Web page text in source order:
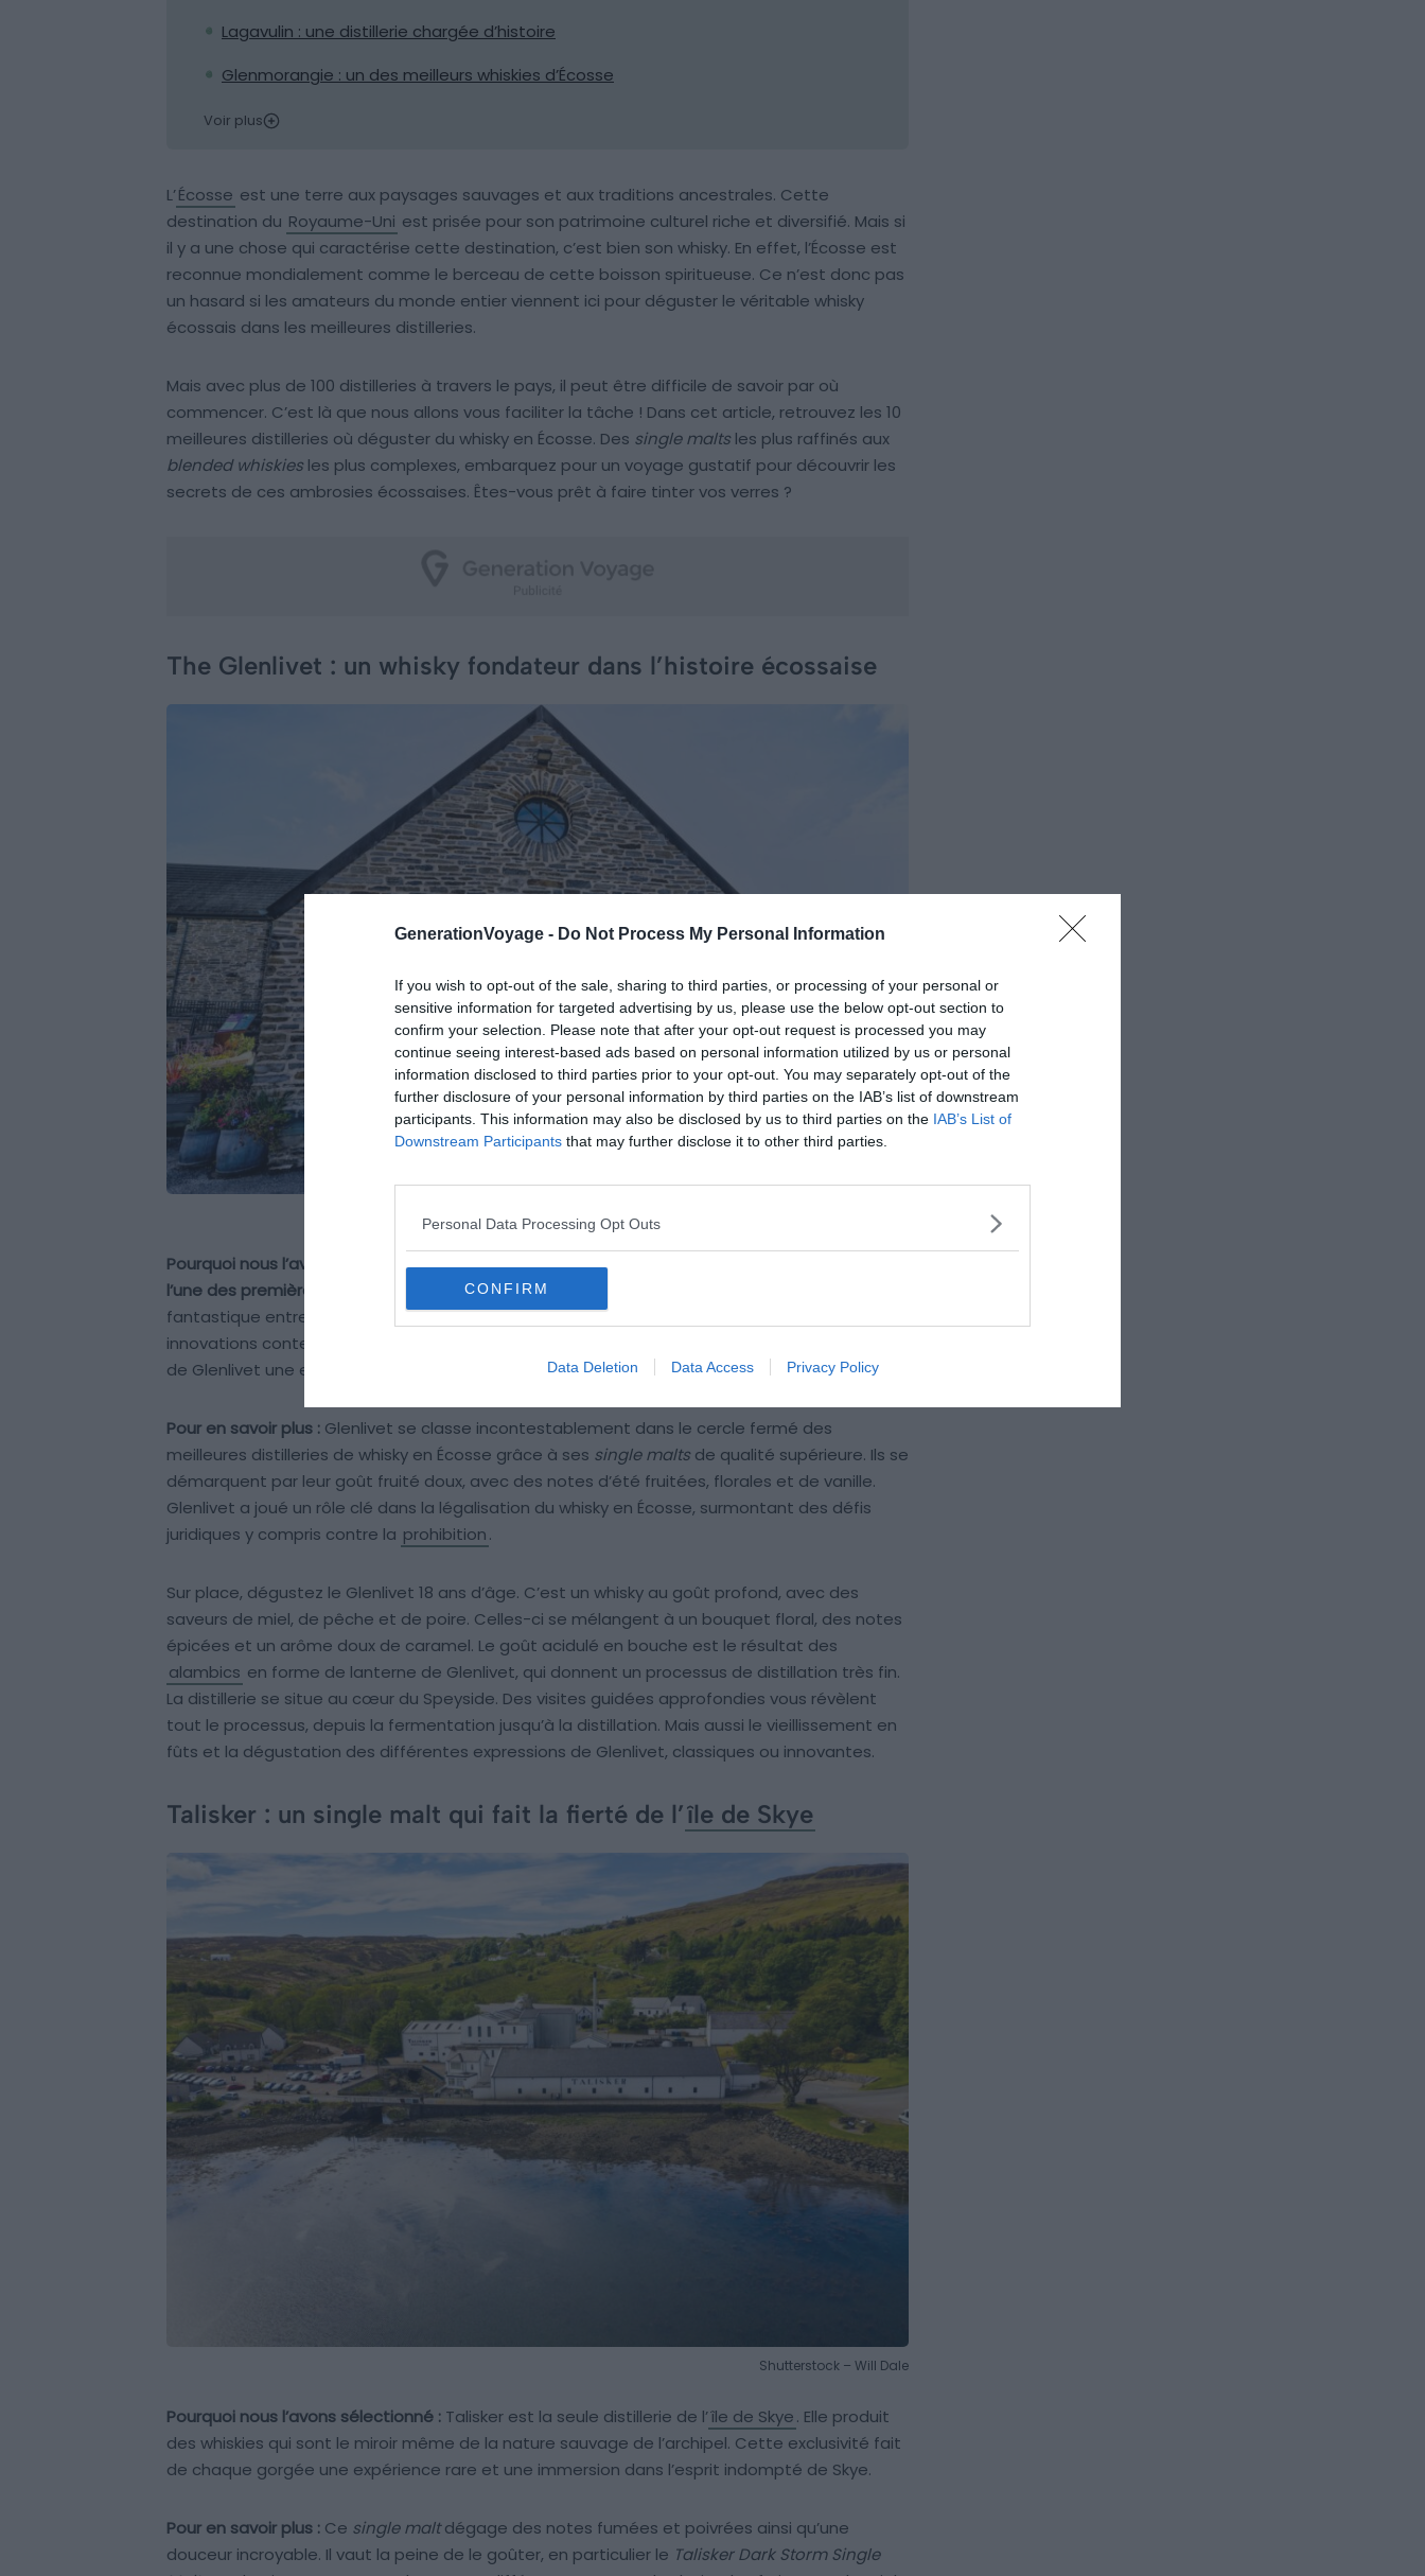
GenerationVoyage - Do Not Process My Personal Information
If you wish to opt-out of the sale, sharing to third parties, or processing of your personal or
sensitive information for targeted advertising by us, please use the below opt-out section to
confirm your selection. Please note that after your opt-out request is processed you may
continue seeing interest-based ads based on personal information utilized by us or personal
information disclosed to third parties prior to your opt-out. You may separately opt-out of the
further disclosure of your personal information by third parties on the IAB’s list of downstream
participants. This information may also be disclosed by us to third parties on the IAB’s List of
Downstream Participants that may further disclose it to other third parties.
Personal Data Processing Opt Outs
CONFIRM
Data Deletion Data Access Privacy Policy
Lagavulin : une distillerie chargée d’histoire
Glenmorangie : un des meilleurs whiskies d’Écosse
Voir plus
L’Écosse est une terre aux paysages sauvages et aux traditions ancestrales. Cette
destination du Royaume-Uni est prisée pour son patrimoine culturel riche et diversifié. Mais si
il y a une chose qui caractérise cette destination, c’est bien son whisky. En effet, l’Écosse est
reconnue mondialement comme le berceau de cette boisson spiritueuse. Ce n’est donc pas
un hasard si les amateurs du monde entier viennent ici pour déguster le véritable whisky
écossais dans les meilleures distilleries.
Mais avec plus de 100 distilleries à travers le pays, il peut être difficile de savoir par où
commencer. C’est là que nous allons vous faciliter la tâche ! Dans cet article, retrouvez les 10
meilleures distilleries où déguster du whisky en Écosse. Des single malts les plus raffinés aux
blended whiskies les plus complexes, embarquez pour un voyage gustatif pour découvrir les
secrets de ces ambrosies écossaises. Êtes-vous prêt à faire tinter vos verres ?
The Glenlivet : un whisky fondateur dans l’histoire écossaise
Pourquoi nous l’avons sélectionné :Sélectionnée pour son statut de pionnière,
l’une des premières distilleries à avoir été légalisées en Écosse
fantastique entre passé et futur, où les traditions ancestrales de la distillation se mêlent aux
innovations contemporaines. C’est cette fusion parfaite entre héritage et modernité qui fait
de Glenlivet une expérience à ne pas manquer.
Pour en savoir plus : Glenlivet se classe incontestablement dans le cercle fermé des
meilleures distilleries de whisky en Écosse grâce à ses single malts de qualité supérieure. Ils se
démarquent par leur goût fruité doux, avec des notes d’été fruitées, florales et de vanille.
Glenlivet a joué un rôle clé dans la légalisation du whisky en Écosse, surmontant des défis
juridiques y compris contre la prohibition.
Sur place, dégustez le Glenlivet 18 ans d’âge. C’est un whisky au goût profond, avec des
saveurs de miel, de pêche et de poire. Celles-ci se mélangent à un bouquet floral, des notes
épicées et un arôme doux de caramel. Le goût acidulé en bouche est le résultat des
alambics en forme de lanterne de Glenlivet, qui donnent un processus de distillation très fin.
La distillerie se situe au cœur du Speyside. Des visites guidées approfondies vous révèlent
tout le processus, depuis la fermentation jusqu’à la distillation. Mais aussi le vieillissement en
fûts et la dégustation des différentes expressions de Glenlivet, classiques ou innovantes.
Talisker : un single malt qui fait la fierté de l’île de Skye
Shutterstock – Will Dale
Pourquoi nous l’avons sélectionné : Talisker est la seule distillerie de l’île de Skye. Elle produit
des whiskies qui sont le miroir même de la nature sauvage de l’archipel. Cette exclusivité fait
de chaque gorgée une expérience rare et une immersion dans l’esprit indompté de Skye.
Pour en savoir plus : Ce single maltdégage des notes fumées et poivrées ainsi qu’une
douceur incroyable. Il vaut la peine de le goûter, en particulier le Talisker Dark Storm Single